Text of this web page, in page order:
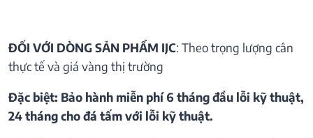
ĐỐI VỚI DÒNG SẢN PHẨM IJC: Theo trọng lượng cân
thực tế và giá vàng thị trường
Đặc biệt: Bảo hành miễn phí 6 tháng đầu lỗi kỹ thuật,
24 tháng cho đá tấm với lỗi kỹ thuật.